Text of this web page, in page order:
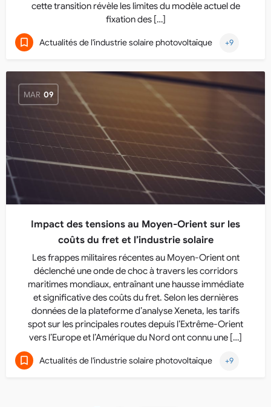
cette transition révèle les limites du modèle actuel de
fixation des […]
Actualités de l'industrie solaire photovoltaïque +9
MAR 09
Impact des tensions au Moyen-Orient sur les
coûts du fret et l’industrie solaire
Les frappes militaires récentes au Moyen-Orient ont
déclenché une onde de choc à travers les corridors
maritimes mondiaux, entraînant une hausse immédiate
et significative des coûts du fret. Selon les dernières
données de la plateforme d’analyse Xeneta, les tarifs
spot sur les principales routes depuis l’Extrême-Orient
vers l’Europe et l’Amérique du Nord ont connu une […]
Actualités de l'industrie solaire photovoltaïque +9